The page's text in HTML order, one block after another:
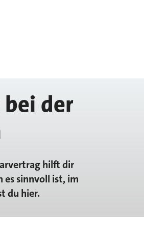
der
hilft dir
es sinnvoll ist, im
du hier.